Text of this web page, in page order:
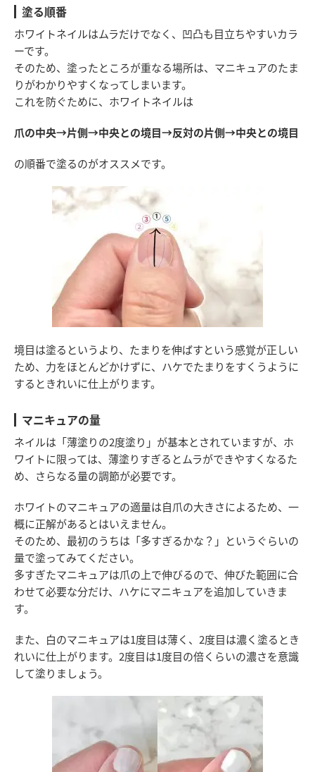
塗る順番
ホワイトネイルはムラだけでなく、凹凸も目立ちやすいカラ
ーです。
そのため、塗ったところが重なる場所は、マニキュアのたま
りがわかりやすくなってしまいます。
これを防ぐために、ホワイトネイルは
爪の中央→片側→中央との境目→反対の片側→中央との境目
の順番で塗るのがオススメです。
境目は塗るというより、たまりを伸ばすという感覚が正しい
ため、力をほとんどかけずに、ハケでたまりをすくうように
するときれいに仕上がります。
マニキュアの量
ネイルは「薄塗りの2度塗り」が基本とされていますが、ホ
ワイトに限っては、薄塗りすぎるとムラができやすくなるた
め、さらなる量の調節が必要です。
ホワイトのマニキュアの適量は自爪の大きさによるため、一
概に正解があるとはいえません。
そのため、最初のうちは「多すぎるかな？」というぐらいの
量で塗ってみてください。
多すぎたマニキュアは爪の上で伸びるので、伸びた範囲に合
わせて必要な分だけ、ハケにマニキュアを追加していきま
す。
また、白のマニキュアは1度目は薄く、2度目は濃く塗るとき
れいに仕上がります。2度目は1度目の倍くらいの濃さを意識
して塗りましょう。